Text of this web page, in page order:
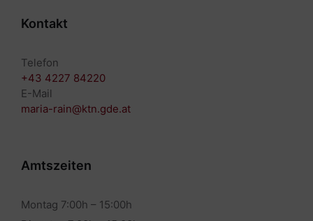
Kontakt
Telefon
+43 4227 84220
E-Mail
maria-rain@ktn.gde.at
Amtszeiten
Montag 7:00h – 15:00h